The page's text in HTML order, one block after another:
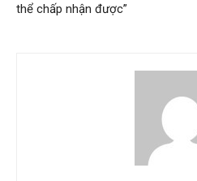
thể chấp nhận được”